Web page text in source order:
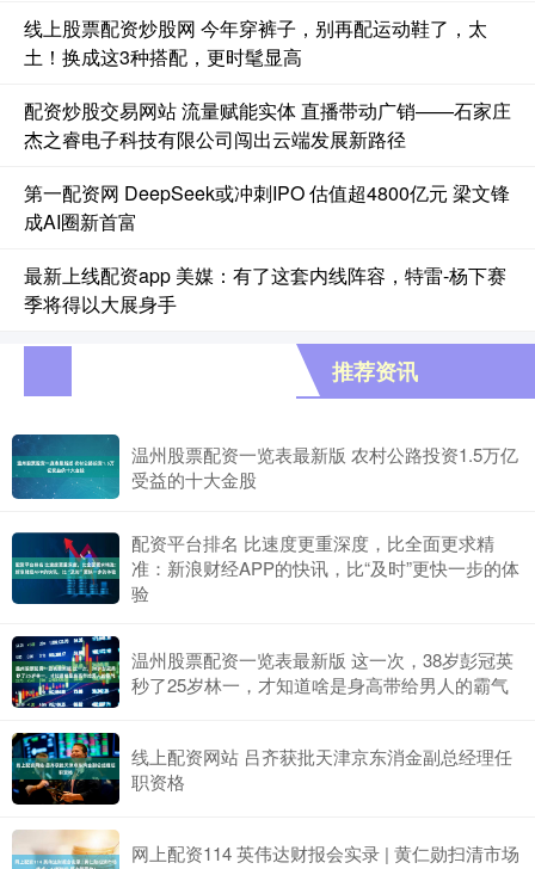
线上股票配资炒股网 今年穿裤子，别再配运动鞋了，太
土！换成这3种搭配，更时髦显高
配资炒股交易网站 流量赋能实体 直播带动广销——石家庄
杰之睿电子科技有限公司闯出云端发展新路径
第一配资网 DeepSeek或冲刺IPO 估值超4800亿元 梁文锋
成AI圈新首富
最新上线配资app 美媒：有了这套内线阵容，特雷-杨下赛
季将得以大展身手
推荐资讯
温州股票配资一览表最新版 农村公路投资1.5万亿
受益的十大金股
配资平台排名 比速度更重深度，比全面更求精
准：新浪财经APP的快讯，比“及时”更快一步的体
验
温州股票配资一览表最新版 这一次，38岁彭冠英
秒了25岁林一，才知道啥是身高带给男人的霸气
线上配资网站 吕齐获批天津京东消金副总经理任
职资格
网上配资114 英伟达财报会实录 | 黄仁勋扫清市场